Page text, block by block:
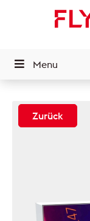
Menu
Zurück